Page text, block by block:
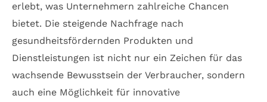
erlebt, was Unternehmern zahlreiche Chancen
bietet. Die steigende Nachfrage nach
gesundheitsfördernden Produkten und
Dienstleistungen ist nicht nur ein Zeichen für das
wachsende Bewusstsein der Verbraucher, sondern
auch eine Möglichkeit für innovative